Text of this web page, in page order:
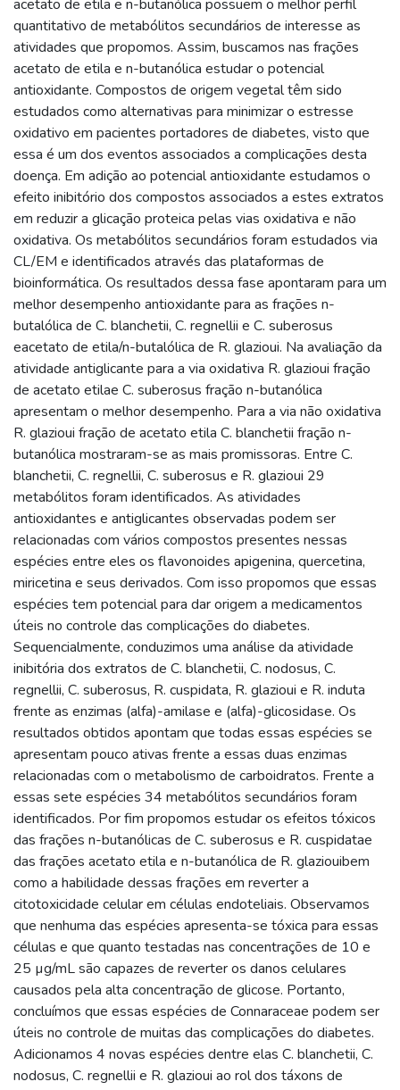
acetato de etila e n-butanólica possuem o melhor perfil
quantitativo de metabólitos secundários de interesse as
atividades que propomos. Assim, buscamos nas frações
acetato de etila e n-butanólica estudar o potencial
antioxidante. Compostos de origem vegetal têm sido
estudados como alternativas para minimizar o estresse
oxidativo em pacientes portadores de diabetes, visto que
essa é um dos eventos associados a complicações desta
doença. Em adição ao potencial antioxidante estudamos o
efeito inibitório dos compostos associados a estes extratos
em reduzir a glicação proteica pelas vias oxidativa e não
oxidativa. Os metabólitos secundários foram estudados via
CL/EM e identificados através das plataformas de
bioinformática. Os resultados dessa fase apontaram para um
melhor desempenho antioxidante para as frações n-
butalólica de C. blanchetii, C. regnellii e C. suberosus
eacetato de etila/n-butalólica de R. glazioui. Na avaliação da
atividade antiglicante para a via oxidativa R. glazioui fração
de acetato etilae C. suberosus fração n-butanólica
apresentam o melhor desempenho. Para a via não oxidativa
R. glazioui fração de acetato etila C. blanchetii fração n-
butanólica mostraram-se as mais promissoras. Entre C.
blanchetii, C. regnellii, C. suberosus e R. glazioui 29
metabólitos foram identificados. As atividades
antioxidantes e antiglicantes observadas podem ser
relacionadas com vários compostos presentes nessas
espécies entre eles os flavonoides apigenina, quercetina,
miricetina e seus derivados. Com isso propomos que essas
espécies tem potencial para dar origem a medicamentos
úteis no controle das complicações do diabetes.
Sequencialmente, conduzimos uma análise da atividade
inibitória dos extratos de C. blanchetii, C. nodosus, C.
regnellii, C. suberosus, R. cuspidata, R. glazioui e R. induta
frente as enzimas (alfa)-amilase e (alfa)-glicosidase. Os
resultados obtidos apontam que todas essas espécies se
apresentam pouco ativas frente a essas duas enzimas
relacionadas com o metabolismo de carboidratos. Frente a
essas sete espécies 34 metabólitos secundários foram
identificados. Por fim propomos estudar os efeitos tóxicos
das frações n-butanólicas de C. suberosus e R. cuspidatae
das frações acetato etila e n-butanólica de R. glaziouibem
como a habilidade dessas frações em reverter a
citotoxicidade celular em células endoteliais. Observamos
que nenhuma das espécies apresenta-se tóxica para essas
células e que quanto testadas nas concentrações de 10 e
25 µg/mL são capazes de reverter os danos celulares
causados pela alta concentração de glicose. Portanto,
concluímos que essas espécies de Connaraceae podem ser
úteis no controle de muitas das complicações do diabetes.
Adicionamos 4 novas espécies dentre elas C. blanchetii, C.
nodosus, C. regnellii e R. glazioui ao rol dos táxons de